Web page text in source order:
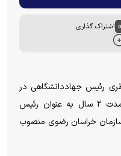
اشتراک گذاری
رئیس جهاددانشگاهی در
حکمی، دکتر فرشته حسینی را برای مدت ۲ سال به عنوان رئیس
سازمان خراسان رضوی منصوب